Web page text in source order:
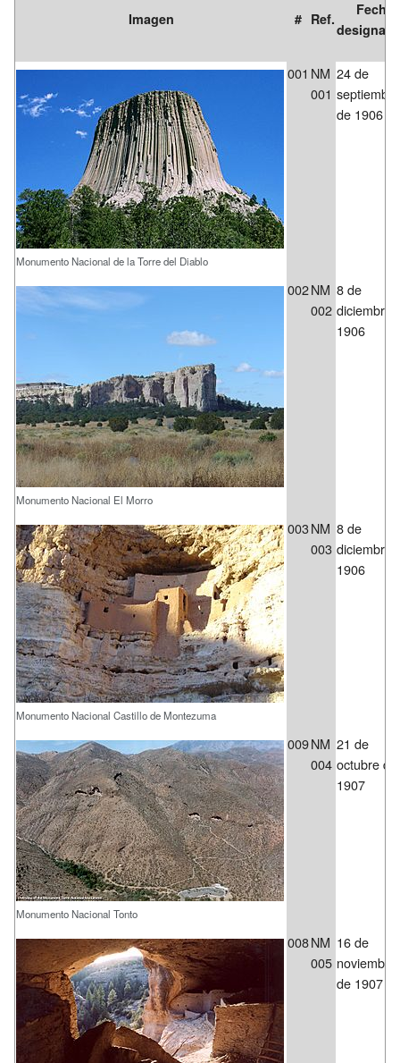
Imagen # Ref.
Fecha
Monumento Nacional de la Torre del Diablo
001 NM
001
24 de
septiembre
de 1906
Monumento Nacional El Morro
002NM
002
8 de
diciembre
1906
Monumento Nacional Castillo de Montezuma
003NM
003
8 de
diciembre
1906
Monumento Nacional Tonto
009NM
004
21 de
octubre de
1907
008NM
005
16 de
noviembre
de 1907